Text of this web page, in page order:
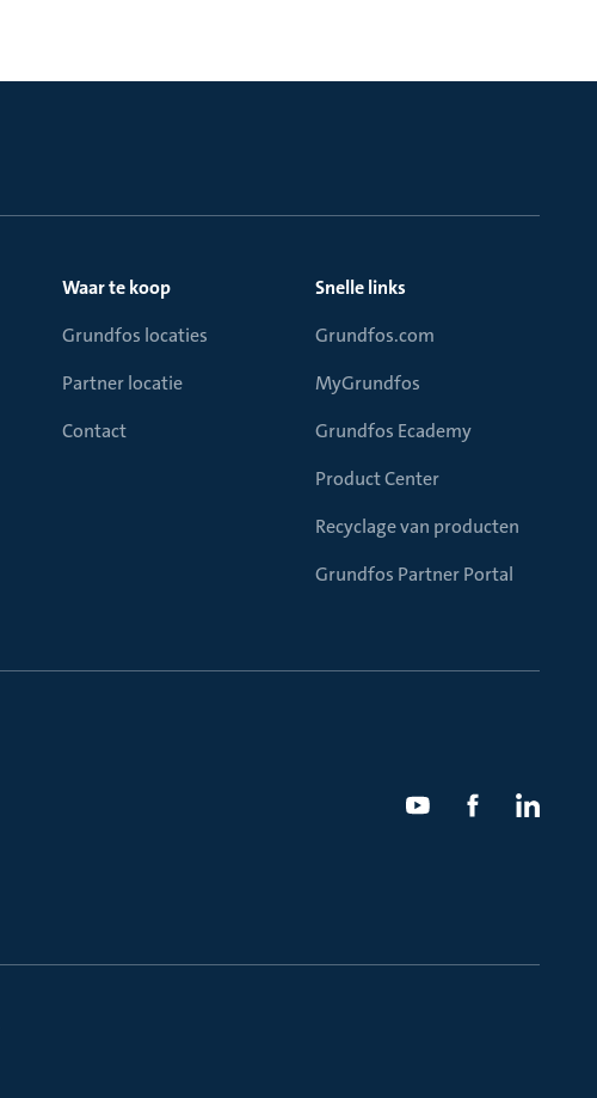
Waar te koop
Grundfos locaties
Partner locatie
Contact
Snelle links
Grundfos.com
MyGrundfos
Grundfos Ecademy
Product Center
Recyclage van producten
Grundfos Partner Portal